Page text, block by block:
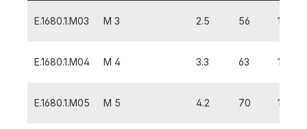
E.1680.1.M03 M 3 2.5 56 10
E.1680.1.M04 M 4 3.3 63 12
E.1680.1.M05 M 5 4.2 70 14